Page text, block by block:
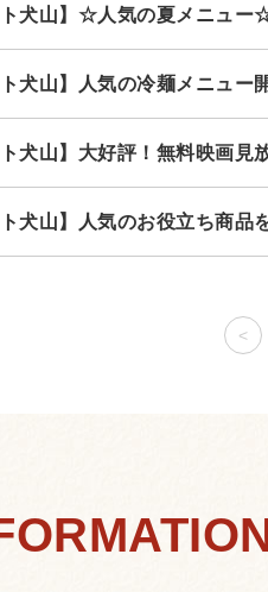
ト犬山】☆人気の夏メニュ
犬山】人気の冷麺メニュー
犬山】大好評！無料映画見
犬山】人気のお役立ち商品
<